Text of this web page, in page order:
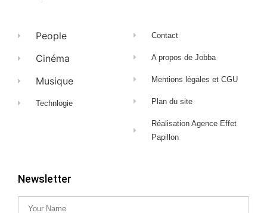
People
Cinéma
Musique
Technlogie
Contact
A propos de Jobba
Mentions légales et CGU
Plan du site
Réalisation Agence Effet
Papillon
Newsletter